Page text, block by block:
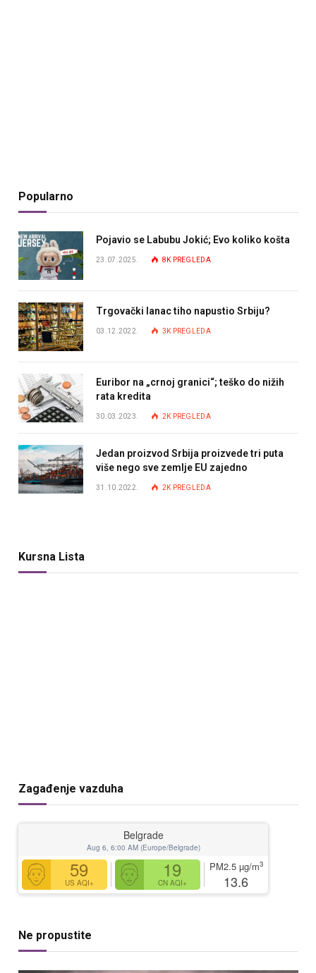
Popularno
Pojavio se Labubu Jokić; Evo koliko košta
23.07.2025. 8K PREGLEDA
Trgovački lanac tiho napustio Srbiju?
03.12.2022. 3K PREGLEDA
Euribor na „crnoj granici“; teško do nižih
rata kredita
30.03.2023. 2K PREGLEDA
Jedan proizvod Srbija proizvede tri puta
više nego sve zemlje EU zajedno
31.10.2022. 2K PREGLEDA
Kursna Lista
Zagađenje vazduha
Belgrade
Aug 6, 6:00 AM (Europe/Belgrade)
59
US AQI+
19
CN AQI+
PM2.5 µg/m3
13.6
Ne propustite